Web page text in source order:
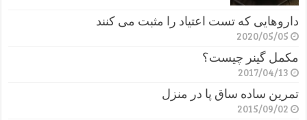
داروهایی که تست اعتیاد را مثبت می کنند
2020/05/05
مکمل گینر چیست؟
2017/04/13
تمرین ساده ساق پا در منزل
2015/09/02